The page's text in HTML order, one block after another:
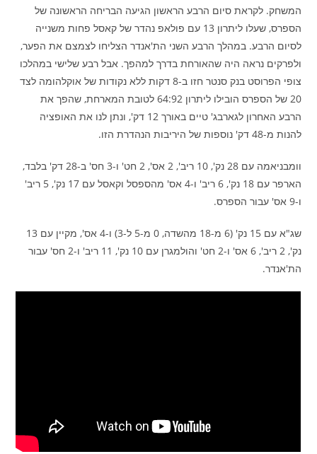
המשחק. לקראת סיום הרבע הראשון הגיעה הבריחה הראשונה של
הספרס, שעלו ליתרון 13 עם פולאפ נהדר של קאסל פחות משנייה
לסיום הרבע. במהלך הרבע השני הת'אנדר הצליחו לצמצם את הפער,
ולפרקים נראה היה שהאורחת בדרך למהפך. אבל רבע שלישי במהלכו
צופי הפרוסט בנק סנטר חזו ב-8 דקות ללא נקודות של אוקלהומה לצד
20 של הספרס הובילו ליתרון 64:92 לטובת המארחת, שהפך את
הרבע האחרון לגארבג' טיים באורך 12 דק', ונתן לנו את האופציה
להנות מ-48 דק' נוספות של היריבות הנהדרת הזו.
וומבניאמה עם 28 נק', 10 ריב', 2 אס', 2 חט' ו-3 חס' ב-28 דק' בלבד,
הארפר עם 18 נק', 6 ריב' ו-4 אס' מהספסל וקאסל עם 17 נק', 5 ריב'
ו-9 אס' עבור הספרס.
שג"א עם 15 נק' (6 מ-18 מהשדה, 0 מ-5 ל-3) ו-4 אס', מקיין עם 13
נק', 2 ריב', 6 אס' ו-2 חט' והולמגרן עם 10 נק', 11 ריב' ו-2 חס' עבור
הת'אנדר.